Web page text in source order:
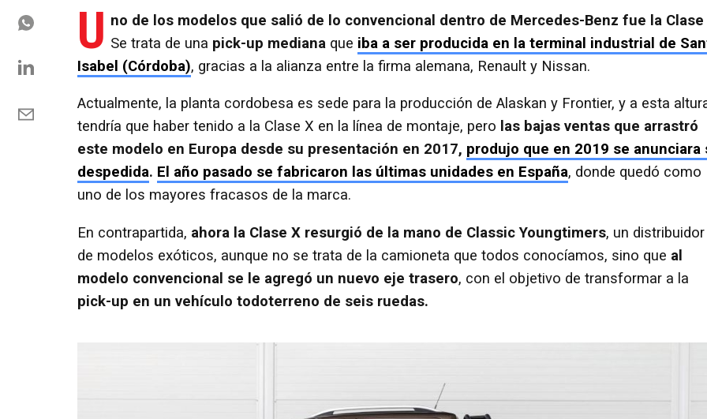
U no de los modelos que salió de lo convencional dentro de Mercedes-Benz fue la Clase
Se trata de una pick-up mediana que iba a ser producida en la terminal industrial de
Isabel (Córdoba), gracias a la alianza entre la firma alemana, Renault y Nissan.
Actualmente, la planta cordobesa es sede para la producción de Alaskan y Frontier, y a esta
tendría que haber tenido a la Clase X en la línea de montaje, pero las bajas ventas que arrastró
este modelo en Europa desde su presentación en 2017, produjo que en 2019 se anunciara
despedida. El año pasado se fabricaron las últimas unidades en España, donde quedó como
uno de los mayores fracasos de la marca.
En contrapartida, ahora la Clase X resurgió de la mano de Classic Youngtimers, un distribuidor
de modelos exóticos, aunque no se trata de la camioneta que todos conocíamos, sino que al
modelo convencional se le agregó un nuevo eje trasero, con el objetivo de transformar a la
pick-up en un vehículo todoterreno de seis ruedas.